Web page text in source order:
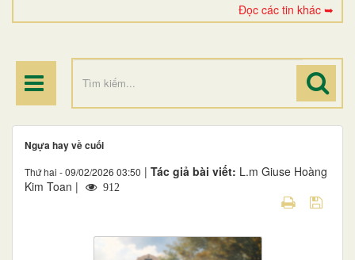
Đọc các tin khác ➥
ĐIỂM HÀNH HƯƠNG
Ngựa hay về cuối
Thứ hai - 09/02/2026 03:50 | Tác giả bài viết: L.m Giuse Hoàng
Kim Toan |
912